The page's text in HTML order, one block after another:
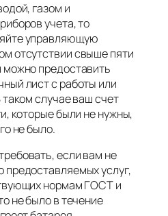
газом и
учета, то
управляющую
отсутствии свыше пяти
предоставить
лист с работы или
случае ваш счет
которые были не нужны,
не было.
если вам не
предоставляемых услуг,
нормам ГОСТ и
не было в течение